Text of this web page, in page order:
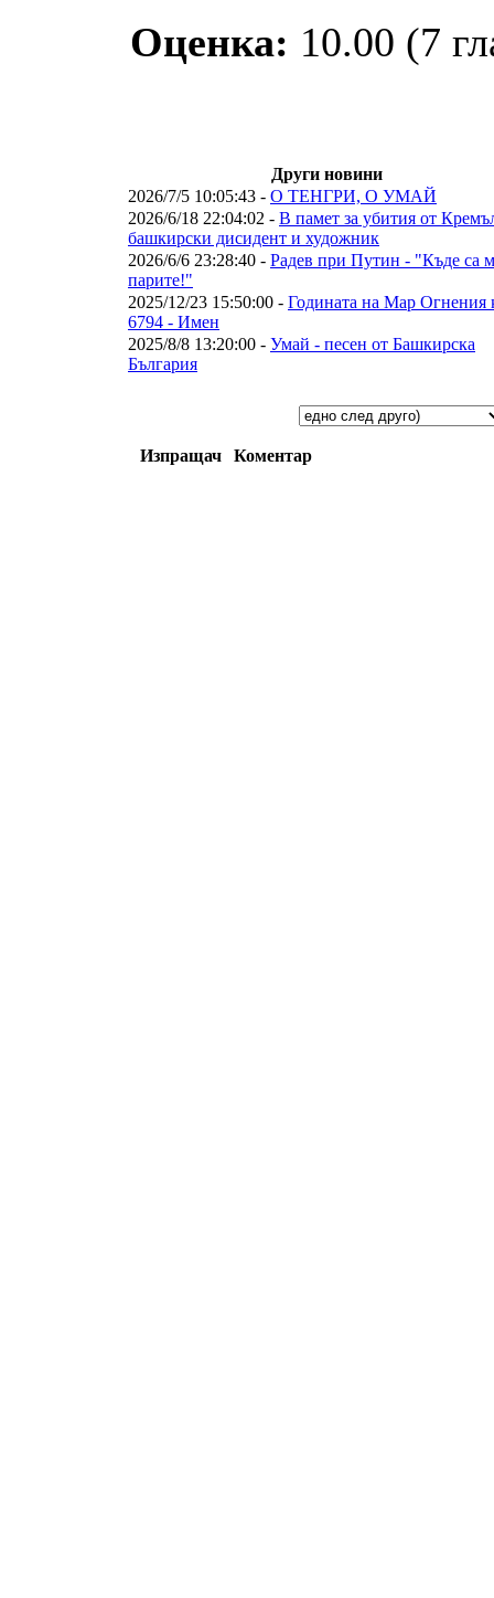
Оценка: 10.00 (7
Други новини
2026/7/5 10:05:43 - О ТЕНГРИ, О УМАЙ
2026/6/18 22:04:02 - В памет за убития от
башкирски дисидент и художник
2026/6/6 23:28:40 - Радев при Путин - "Къде са
парите!"
2025/12/23 15:50:00 - Годината на Мар Огнения
6794 - Имен
2025/8/8 13:20:00 - Умай - песен от Башкирска
България
Изпращач Коментар